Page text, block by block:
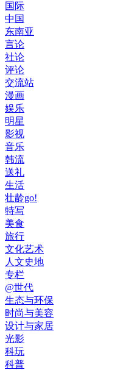
国际
中国
东南亚
言论
社论
评论
交流站
漫画
娱乐
明星
影视
音乐
韩流
送礼
生活
壮龄go!
特写
美食
旅行
文化艺术
人文史地
专栏
@世代
生态与环保
时尚与美容
设计与家居
光影
科玩
科普